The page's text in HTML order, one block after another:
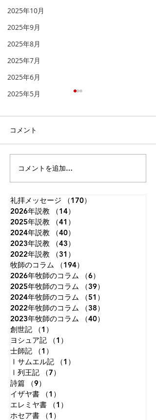
2025年10月
2025年9月
2025年8月
2025年7月
2025年6月
2025年5月「天へと視線を向け
「 人とは何ものなのでしょ
う。あなたが心に留められる
とは。人のとはいったい何も
のなのでしょう。あなたが顧
と隣人とを愛して生きるよう
に造られました。しかし、私
たちは視線を自分自身にだけ
集中させがちです。本来、人
は天を見上げて生きるように
造られているのに、地上のこ
とに埋もれて生きてしまうこ
とが、苦しみもがく原因の一
つです。天に視線を向けると
は、す
コメント
コメントを追加…
礼拝メッセージ （170）
2026年説教
（14）
2025年説教
（41）
2024年説教
（40）
2023年説教
（43）
2022年説教
（31）
牧師のコラム
（194）
2026年牧師のコラム
（6）
2025年牧師のコラム
（39）
2024年牧師のコラム
（51）
2022年牧師のコラム
（38）
2023年牧師のコラム
（40）
創世記
（1）
ヨシュア記
（1）
士師記
（1）
Ⅰサムエル記
（1）
Ⅰ列王記
（7）
詩篇
（9）
イザヤ書
（1）
エレミヤ書
（1）
ホセア書
（1）